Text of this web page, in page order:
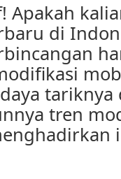
Apakah
di
tariknya
tren